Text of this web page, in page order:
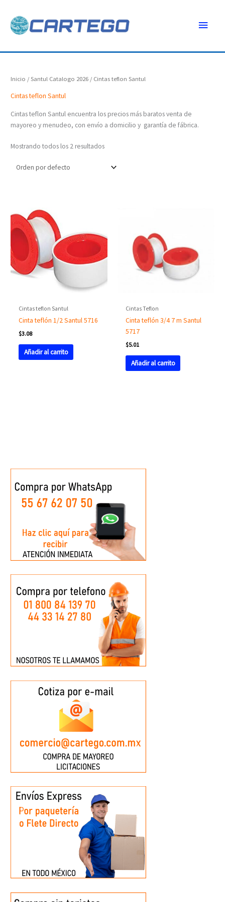
contenido
Inicio /Santul Catalogo 2026 / Cintas teflon Santul
Cintas teflon Santul
Cintas teflon Santul encuentra los precios más baratos venta de
mayoreo y menudeo, con envío a domicilio y garantía de fábrica.
Mostrando todos los 2 resultados
Cintas teflon Santul
Cinta teflón 1/2 Santul 5716
$3.08
Añadir al carrito
Cintas Teflon
Cinta teflón 3/4 7 m Santul
5717
$5.01
Añadir al carrito